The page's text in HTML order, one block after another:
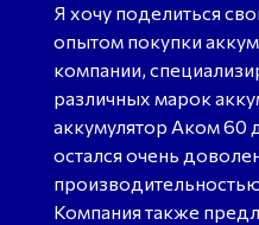
Я хочу поделиться
опытом покупки
компании,
различных марок
аккумулятор Аком 60
остался очень
Компания также